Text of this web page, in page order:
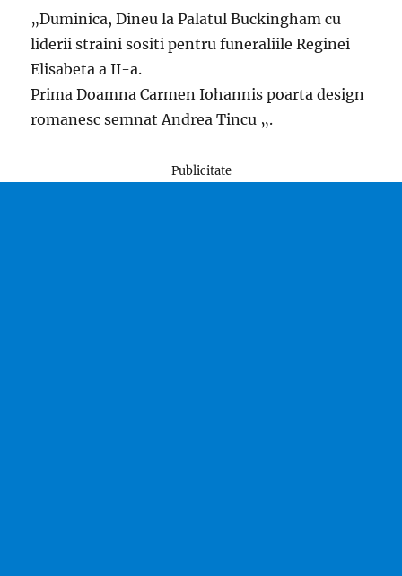
„Duminica, Dineu la Palatul Buckingham cu
liderii straini sositi pentru funeraliile Reginei
Elisabeta a II-a.
Prima Doamna Carmen Iohannis poarta design
romanesc semnat Andrea Tincu „.
Publicitate